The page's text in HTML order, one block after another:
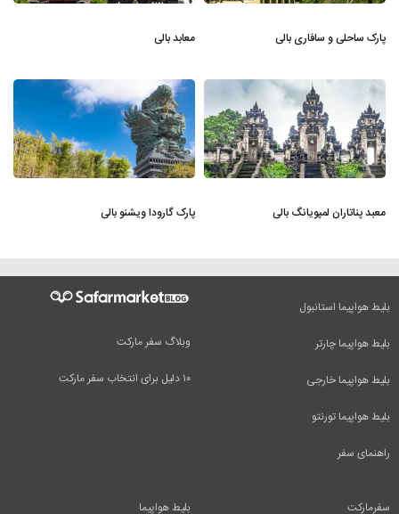
پارک ساحلی و سافاری بالی معابد بالی
معبد پناتاران لمپویانگ بالی پارک گارودا ویشنو بالی
وبلاگ سفر مارکت
۱۰ دلیل برای انتخاب سفر مارکت
بلیط هواپیما استانبول
بلیط هواپیما چارتر
بلیط هواپیما خارجی
بلیط هواپیما تورنتو
راهنمای سفر
بلیط هواپیما سفرمارکت